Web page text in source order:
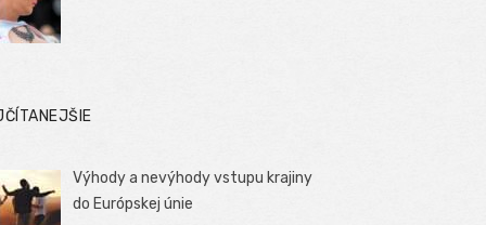
Výhody a nevýhody vstupu krajiny
do Európskej únie